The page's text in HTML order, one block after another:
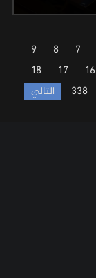
7
8
9
16
17
18
338 التالي